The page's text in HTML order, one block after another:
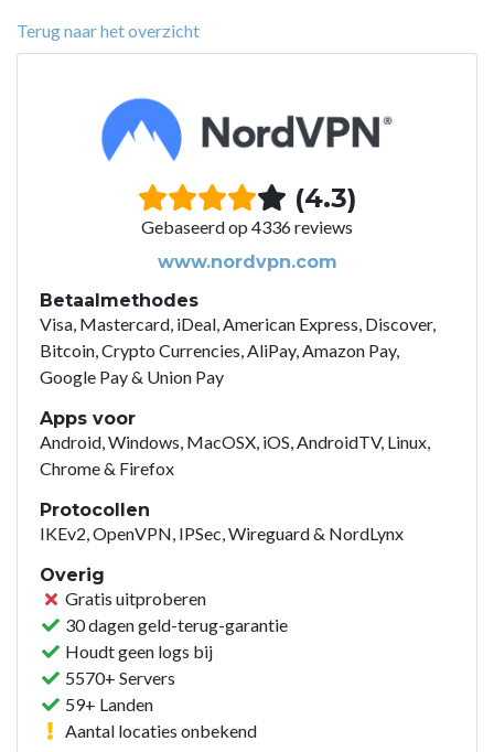
Terug naar het overzicht
(4.3)
Gebaseerd op 4336 reviews
www.nordvpn.com
Betaalmethodes
Visa, Mastercard, iDeal, American Express, Discover,
Bitcoin, Crypto Currencies, AliPay, Amazon Pay,
Google Pay & Union Pay
Apps voor
Android, Windows, MacOSX, iOS, AndroidTV, Linux,
Chrome & Firefox
Protocollen
IKEv2, OpenVPN, IPSec, Wireguard & NordLynx
Overig
Gratis uitproberen
30 dagen geld-terug-garantie
Houdt geen logs bij
5570+ Servers
59+ Landen
Aantal locaties onbekend